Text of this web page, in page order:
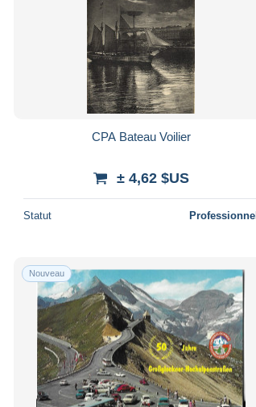
CPA Bateau Voilier
± 4,62 $US
Statut Professionnel
Nouveau